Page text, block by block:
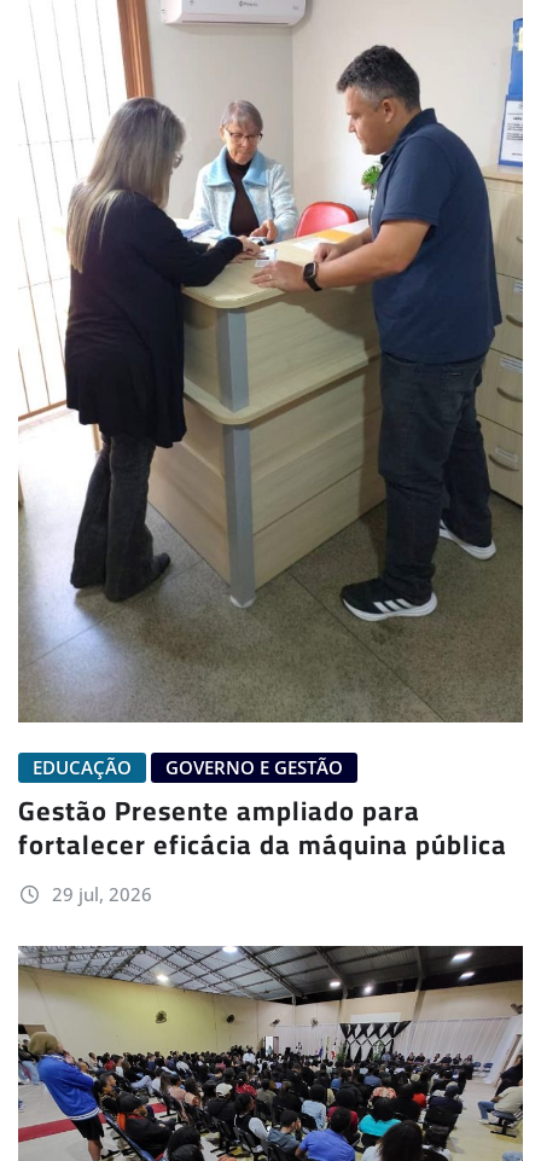
EDUCAÇÃO GOVERNO E GESTÃO
Gestão Presente ampliado para
fortalecer eficácia da máquina pública
29 jul, 2026